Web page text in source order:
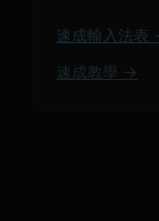
速成輸入法表
速成教學 →